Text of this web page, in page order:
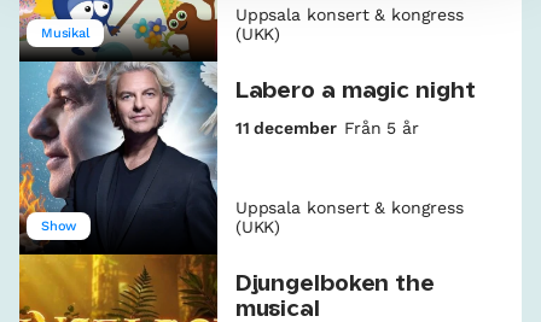
Musikal
Uppsala konsert & kongress
(UKK)
Show
Labero a magic night
11 december Från 5 år
Uppsala konsert & kongress
(UKK)
Djungelboken the
musical